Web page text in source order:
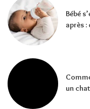
Bébé
après :
un